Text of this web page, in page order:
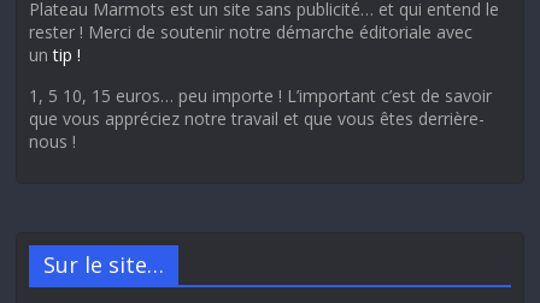
Plateau Marmots est un site sans publicité… et qui entend le
rester ! Merci de soutenir notre démarche éditoriale avec
untip !
1, 5 10, 15 euros… peu importe ! L’important c’est de savoir
que vous appréciez notre travail et que vous êtes derrière-
nous !
Sur le site…